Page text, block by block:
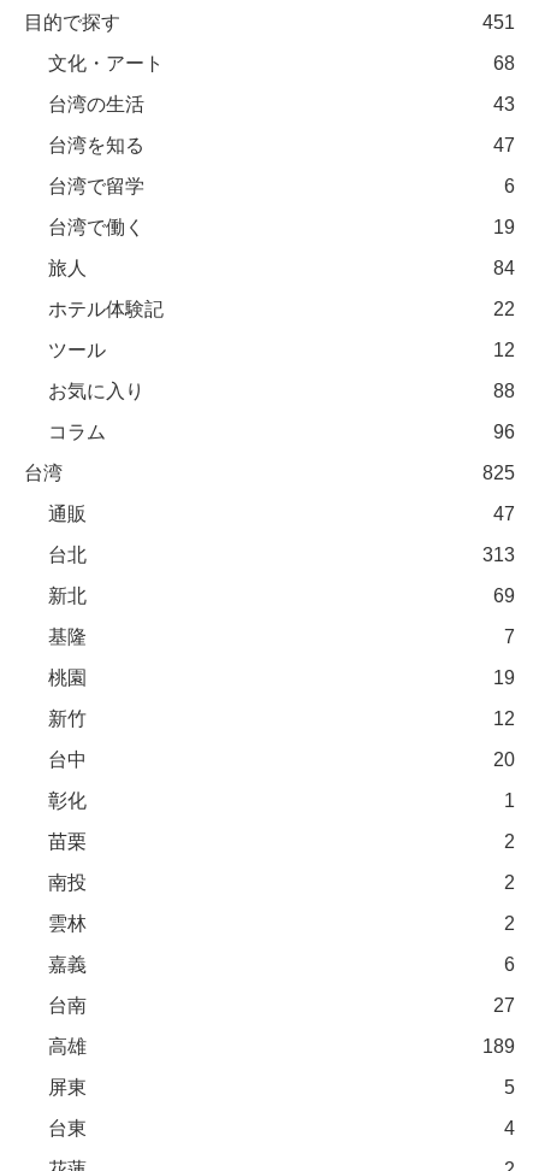
目的で探す
451
文化・アート
68
台湾の生活
43
台湾を知る
47
台湾で留学
6
台湾で働く
19
旅人
84
ホテル体験記
22
ツール
12
お気に入り
88
コラム
96
台湾
825
通販
47
台北
313
新北
69
基隆
7
桃園
19
新竹
12
台中
20
彰化
1
苗栗
2
南投
2
雲林
2
嘉義
6
台南
27
高雄
189
屏東
5
台東
4